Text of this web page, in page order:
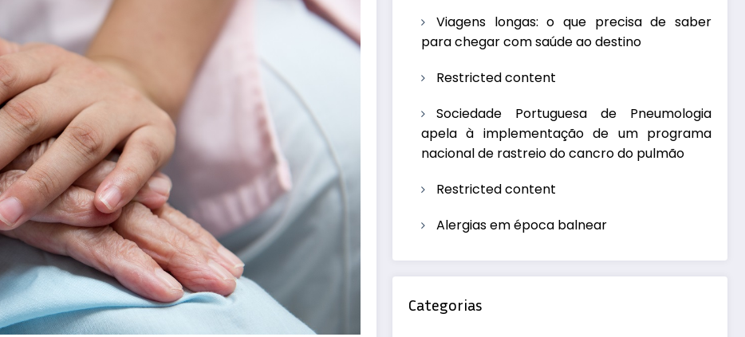
Viagens longas: o que precisa de saber
para chegar com saúde ao destino
Restricted content
Sociedade Portuguesa de Pneumologia
apela à implementação de um programa
nacional de rastreio do cancro do pulmão
Restricted content
Alergias em época balnear
Categorias